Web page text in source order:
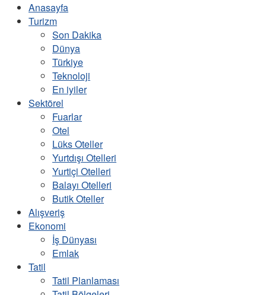
Anasayfa
Turizm
Son Dakika
Dünya
Türkiye
Teknoloji
En iyiler
Sektörel
Fuarlar
Otel
Lüks Oteller
Yurtdışı Otelleri
Yurtiçi Otelleri
Balayı Otelleri
Butik Oteller
Alışveriş
Ekonomi
İş Dünyası
Emlak
Tatil
Tatil Planlaması